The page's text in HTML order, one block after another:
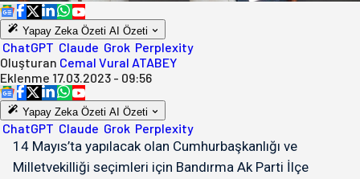
Yapay Zeka Özeti AI Özeti
ChatGPT Claude Grok Perplexity
Oluşturan Cemal Vural ATABEY
Eklenme 17.03.2023 - 09:56
Yapay Zeka Özeti AI Özeti
ChatGPT Claude Grok Perplexity
14 Mayıs’ta yapılacak olan Cumhurbaşkanlığı ve
Milletvekilliği seçimleri için Bandırma Ak Parti İlçe